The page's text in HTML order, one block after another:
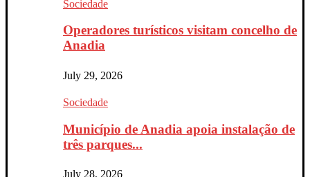
Sociedade
Operadores turísticos visitam concelho de
Anadia
July 29, 2026
Sociedade
Município de Anadia apoia instalação de
três parques...
July 28, 2026